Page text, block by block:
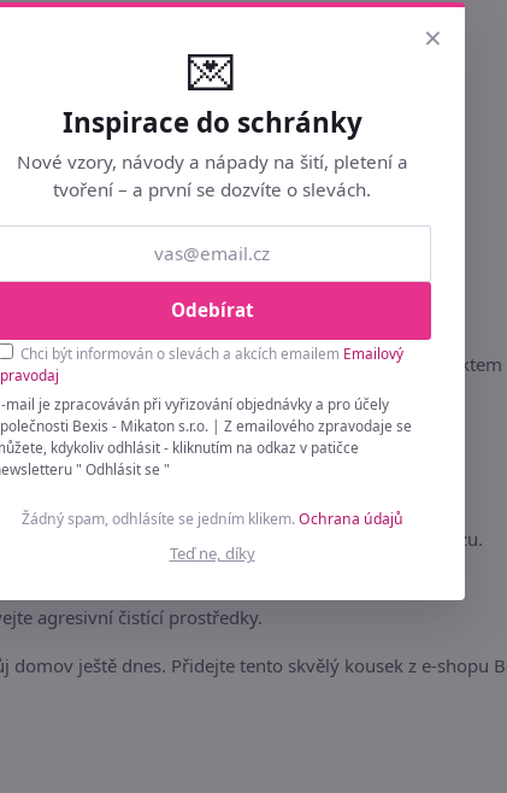
v každé místnosti.
Chraňte jej před trvalou vlhkostí a přímým
pro děti do 3 let.
po dlouhou dobu. Vyhněte se trvalému dešti a mrazu.
agresivní čistící prostředky.
ještě dnes. Přidejte tento skvělý kousek z e-shopu
×
💌
Inspirace do schránky
Nové vzory, návody a nápady na šití, pletení a
tvoření – a první se dozvíte o slevách.
Odebírat
Chci být informován o slevách a akcích emailem Emailový
mail je zpracováván při vyřizování objednávky a pro účely
Bexis - Mikaton s.r.o. | Z emailového zpravodaje se
kdykoliv odhlásit - kliknutím na odkaz v patičce
" Odhlásit se "
Žádný spam, odhlásíte se jedním klikem.Ochrana údajů
Teď ne, díky